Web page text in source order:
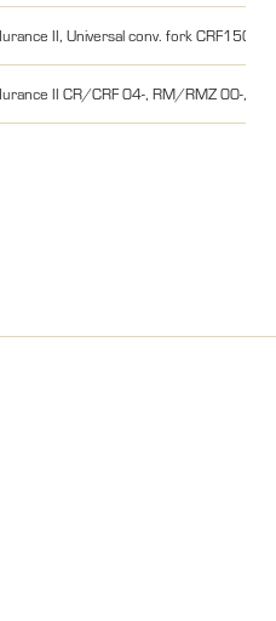
II, Universal conv. fork CRF150,
II CR/CRF 04-, RM/RMZ 00-,